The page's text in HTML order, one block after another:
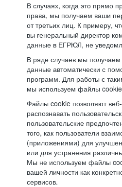
В случаях, когда это прямо
права, мы получаем ваши
от третьих лиц. К примеру,
вы генеральный директор
данные в ЕГРЮЛ, не
В ряде случаев мы
данные автоматически с
программ. Для работы с
мы используем файлы
Файлы cookie позволяют
распознавать
пользовательские
того, как пользователи
(приложениями) для
или для устранения
Мы не используем файлы
вашей личности как
сервисов.